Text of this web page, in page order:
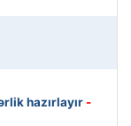
hazırlayır -